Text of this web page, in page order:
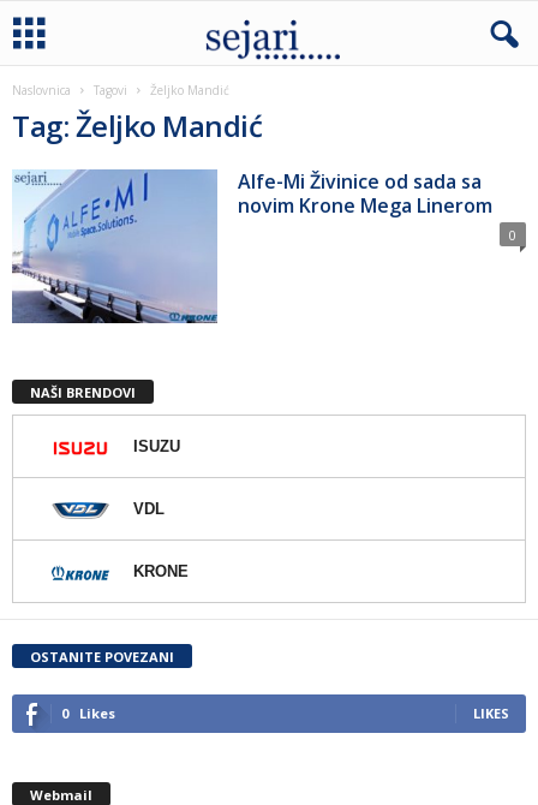
Naslovnica Tagovi Željko Mandić
Tag: Željko Mandić
Alfe-Mi Živinice od sada sa
novim Krone Mega Linerom
0
NAŠI BRENDOVI
ISUZU
VDL
KRONE
OSTANITE POVEZANI
0 Likes LIKES
Webmail